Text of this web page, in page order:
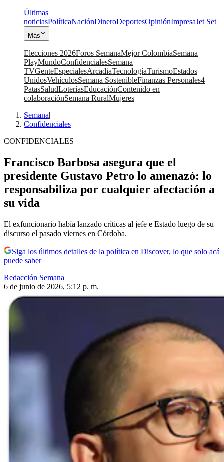
Últimas
noticiasPolíticaNaciónDineroDeportesOpiniónImpresaJet Set
Más
Elecciones 2026Foros SemanaMejor ColombiaSemana
PlayMundoConfidencialesSemana
TVGenteEspecialesArcadiaTecnologíaTurismoEstados
UnidosVehículosSemana SostenibleFinanzas Personales4
PatasSaludLoteríasEducaciónContenido en
colaboraciónSemana RuralMujeres
Semana|
Confidenciales
CONFIDENCIALES
Francisco Barbosa asegura que el
presidente Gustavo Petro lo amenazó: lo
responsabiliza por cualquier afectación a
su vida
El exfuncionario había lanzado críticas al jefe e Estado luego de su
discurso el pasado viernes en Córdoba.
Siga los últimos detalles de la política en Discover, lo que solo acá
puede saber
Redacción Semana
6 de junio de 2026, 5:12 p. m.